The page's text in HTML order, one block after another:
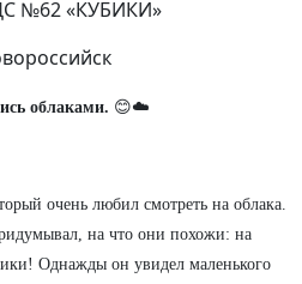
№62 «КУБИКИ»
облаками. 😊☁️
очень любил смотреть на облака.
на что они похожи: на
Однажды он увидел маленького